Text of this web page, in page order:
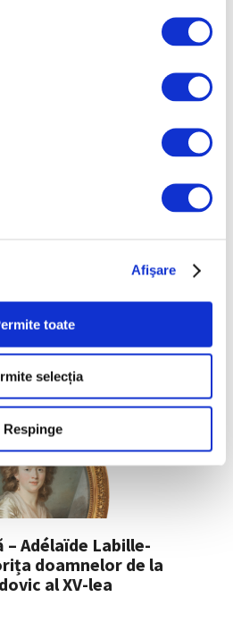
Afişare
toate
selecția
Respinge
– Grace Hartigan,
– Adélaïde Labille-
doamnelor de la
al XV-lea